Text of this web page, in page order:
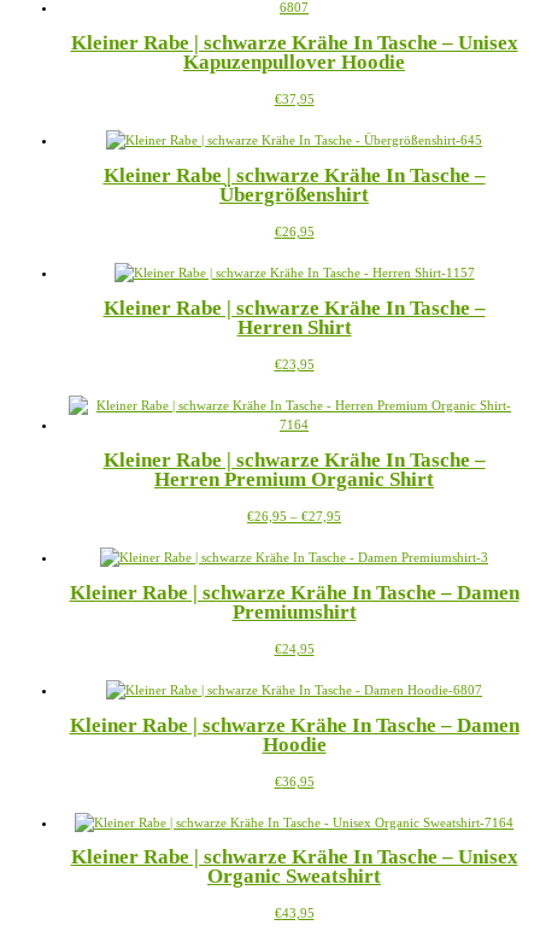
werden
auf.
Die
können
der
gewählt
werden
Kleiner Rabe | schwarze Krähe In Tasche – Unisex
Kapuzenpullover Hoodie
€37,95Dieses
weist
Varianten
auf.
Optionen
auf
Produktseite
gewählt
Kleiner Rabe | schwarze Krähe In Tasche –
Übergrößenshirt
€26,95Dieses
weist
Varianten
auf.
Optionen
auf
gewählt
werden
Kleiner Rabe | schwarze Krähe In Tasche –
Herren Shirt
€23,95Dieses
weist
auf.
Die
können
der
gewählt
werden
Kleiner Rabe | schwarze Krähe In Tasche –
Herren Premium Organic Shirt
€26,95 – €27,95
bis
weist
Varianten
auf.
auf
Produktseite
Kleiner Rabe | schwarze Krähe In Tasche – Damen
Premiumshirt
€24,95Dieses
weist
Varianten
auf.
Optionen
auf
Produktseite
gewählt
Kleiner Rabe | schwarze Krähe In Tasche – Damen
Hoodie
€36,95Dieses
weist
Varianten
auf.
Optionen
Kleiner Rabe | schwarze Krähe In Tasche – Unisex
Organic Sweatshirt
€43,95Dieses